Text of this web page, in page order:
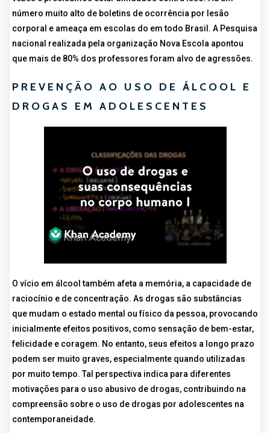
número muito alto de boletins de ocorrência por lesão
corporal e ameaça em escolas do em todo Brasil. A Pesquisa
nacional realizada pela organização Nova Escola apontou
que mais de 80% dos professores foram alvo de agressões.
PREVENÇÃO AO USO DE ÁLCOOL E
DROGAS EM ADOLESCENTES
O vício em álcool também afeta a memória, a capacidade de
raciocínio e de concentração. As drogas são substâncias
que mudam o estado mental ou físico da pessoa, provocando
inicialmente efeitos positivos, como sensação de bem-estar,
felicidade e coragem. No entanto, seus efeitos a longo prazo
podem ser muito graves, especialmente quando utilizadas
por muito tempo. Tal perspectiva indica para diferentes
motivações para o uso abusivo de drogas, contribuindo na
compreensão sobre o uso de drogas por adolescentes na
contemporaneidade.